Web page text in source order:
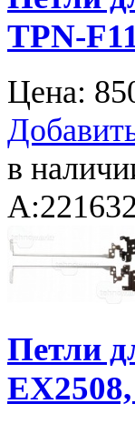
TPN-
Цена:
в
A:221632
Петли